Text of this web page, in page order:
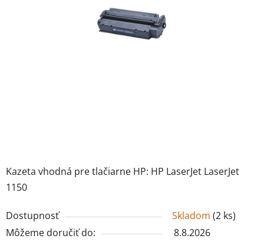
Kazeta vhodná pre tlačiarne HP: HP LaserJet LaserJet
1150
Dostupnosť Skladom (2 ks)
Môžeme doručiť do:
8.8.2026